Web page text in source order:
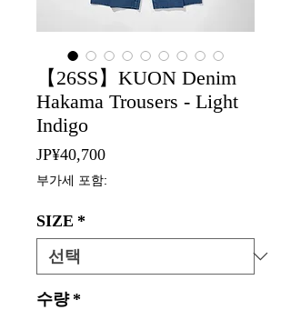
【26SS】KUON Denim
Hakama Trousers - Light
Indigo
JP¥40,700가
격
부가세 포함:
SIZE *
수량 *